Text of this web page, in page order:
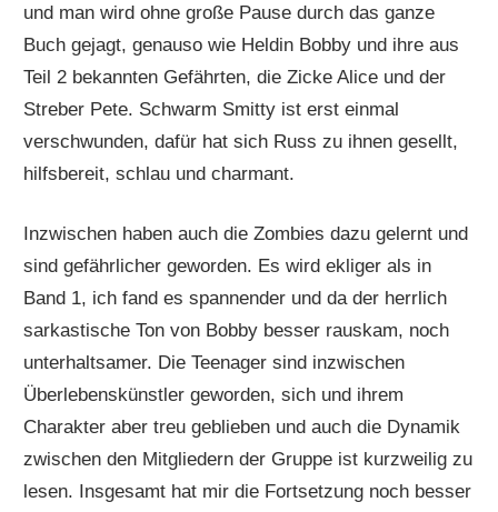
und man wird ohne große Pause durch das ganze
Buch gejagt, genauso wie Heldin Bobby und ihre aus
Teil 2 bekannten Gefährten, die Zicke Alice und der
Streber Pete. Schwarm Smitty ist erst einmal
verschwunden, dafür hat sich Russ zu ihnen gesellt,
hilfsbereit, schlau und charmant.
Inzwischen haben auch die Zombies dazu gelernt und
sind gefährlicher geworden. Es wird ekliger als in
Band 1, ich fand es spannender und da der herrlich
sarkastische Ton von Bobby besser rauskam, noch
unterhaltsamer. Die Teenager sind inzwischen
Überlebenskünstler geworden, sich und ihrem
Charakter aber treu geblieben und auch die Dynamik
zwischen den Mitgliedern der Gruppe ist kurzweilig zu
lesen. Insgesamt hat mir die Fortsetzung noch besser